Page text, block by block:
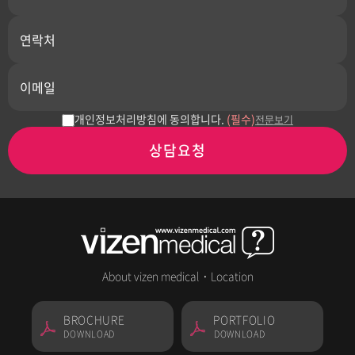
개인정보처리방침에 동의합니다. (필수)전문보기
상담요청
About vizen medical · Location
BROCHURE
DOWNLOAD
PORTFOLIO
DOWNLOAD